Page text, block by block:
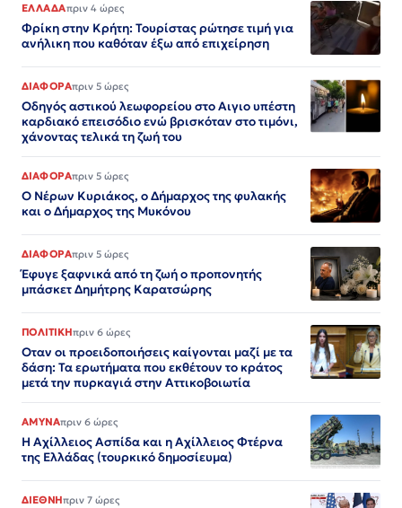
ΕΛΛΑΔΑπριν 4 ώρες
Φρίκη στην Κρήτη: Τουρίστας ρώτησε τιμή για
ανήλικη που καθόταν έξω από επιχείρηση
ΔΙΑΦΟΡΑπριν 5 ώρες
Οδηγός αστικού λεωφορείου στο Αιγιο υπέστη
καρδιακό επεισόδιο ενώ βρισκόταν στο τιμόνι,
χάνοντας τελικά τη ζωή του
ΔΙΑΦΟΡΑπριν 5 ώρες
Ο Νέρων Κυριάκος, o Δήμαρχος της φυλακής
και ο Δήμαρχος της Μυκόνου
ΔΙΑΦΟΡΑπριν 5 ώρες
Έφυγε ξαφνικά από τη ζωή ο προπονητής
μπάσκετ Δημήτρης Καρατσώρης
ΠΟΛΙΤΙΚΗπριν 6 ώρες
Οταν οι προειδοποιήσεις καίγονται μαζί με τα
δάση: Τα ερωτήματα που εκθέτουν το κράτος
μετά την πυρκαγιά στην Αττικοβοιωτία
ΑΜΥΝΑπριν 6 ώρες
Η Αχίλλειος Ασπίδα και η Αχίλλειος Φτέρνα
της Ελλάδας (τουρκικό δημοσίευμα)
ΔΙΕΘΝΗπριν 7 ώρες